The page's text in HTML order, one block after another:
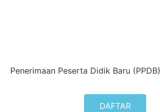
Penerimaan Peserta Didik Baru (PPDB)
DAFTAR